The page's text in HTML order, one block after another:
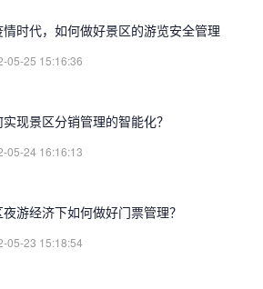
情时代，如何做好景区的游览安全管理
05-25 15:16:36
现景区分销管理的智能化？
05-24 16:16:13
游经济下如何做好门票管理？
05-23 15:18:54